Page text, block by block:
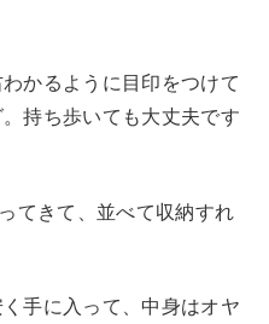
かるように目印をつけて
持ち歩いても大丈夫です
てきて、並べて収納すれ
手に入って、中身はオヤ